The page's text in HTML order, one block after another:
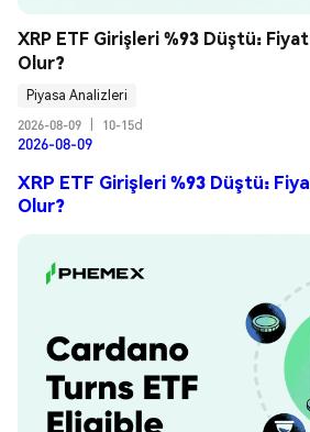
XRP ETF Girişleri %93 Düştü:
Olur?
Piyasa Analizleri
2026-08-09
10-15d
2026-08-09
XRP ETF Girişleri %93 Düştü:
Olur?